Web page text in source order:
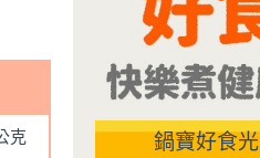
克 鍋寶好食光